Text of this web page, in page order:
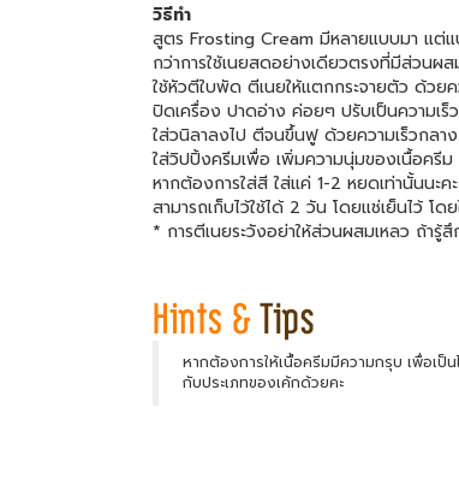
วิธีทำ
สูตร Frosting Cream มีหลายแบบมา แต่
กว่าการใช้เนยสดอย่างเดียวตรงที่มีส่วนผ
ใช้หัวตีใบพัด ตีเนยให้แตกกระจายตัว ด้วยค
ปิดเครื่อง ปาดอ่าง ค่อยๆ ปรับเป็นความเร็
ใส่วนิลาลงไป ตีจนขึ้นฟู ด้วยความเร็วกลาง
ใส่วิปปิ้งครีมเพื่อ เพิ่มความนุ่มของเนื้อครีม
หากต้องการใส่สี ใส่แค่ 1-2 หยดเท่านั้นนะ
สามารถเก็บไว้ใช้ได้ 2 วัน โดยแช่เย็นไว้ โ
* การตีเนยระวังอย่าให้ส่วนผสมเหลว ถ้ารู้
หากต้องการให้เนื้อครีมมีความกรุบ เพื่อเ
กับประเภทของเค้กด้วยคะ